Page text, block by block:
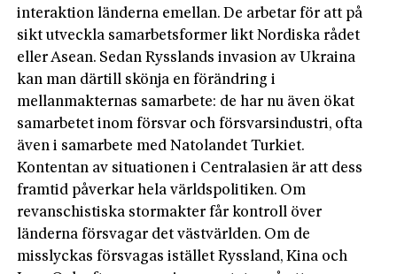
interaktion länderna emellan. De arbetar för att på
sikt utveckla samarbetsformer likt Nordiska rådet
eller Asean. Sedan Rysslands invasion av Ukraina
kan man därtill skönja en förändring i
mellanmakternas samarbete: de har nu även ökat
samarbetet inom försvar och försvarsindustri, ofta
även i samarbete med Natolandet Turkiet.
Kontentan av situationen i Centralasien är att dess
framtid påverkar hela världspolitiken. Om
revanschistiska stormakter får kontroll över
länderna försvagar det västvärlden. Om de
misslyckas försvagas istället Ryssland, Kina och